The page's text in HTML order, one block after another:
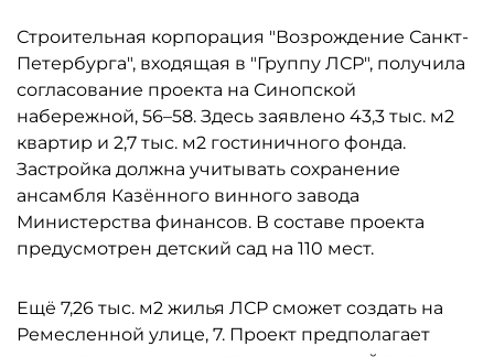
Строительная корпорация "Возрождение Санкт-
Петербурга", входящая в "Группу ЛСР", получила
согласование проекта на Синопской
набережной, 56–58. Здесь заявлено 43,3 тыс. м2
квартир и 2,7 тыс. м2 гостиничного фонда.
Застройка должна учитывать сохранение
ансамбля Казённого винного завода
Министерства финансов. В составе проекта
предусмотрен детский сад на 110 мест.
Ещё 7,26 тыс. м2 жилья ЛСР сможет создать на
Ремесленной улице, 7. Проект предполагает